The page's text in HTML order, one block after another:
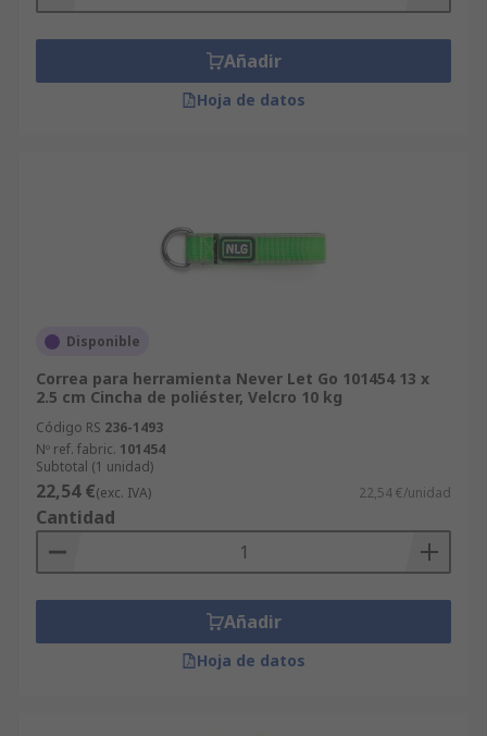
Añadir
Hoja de datos
Disponible
Correa para herramienta Never Let Go 101454 13 x
2.5 cm Cincha de poliéster, Velcro 10 kg
Código RS 236-1493
Nº ref. fabric. 101454
Subtotal (1 unidad)
22,54 €(exc. IVA) 22,54 €/unidad
Cantidad
Añadir
Hoja de datos